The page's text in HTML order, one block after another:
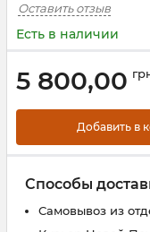
Оставить отзыв
Есть в наличии
5 800,00
Добавить в
Способы
Самовывоз из